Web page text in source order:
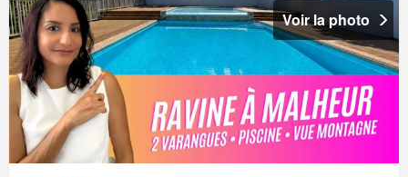
Voir la photo